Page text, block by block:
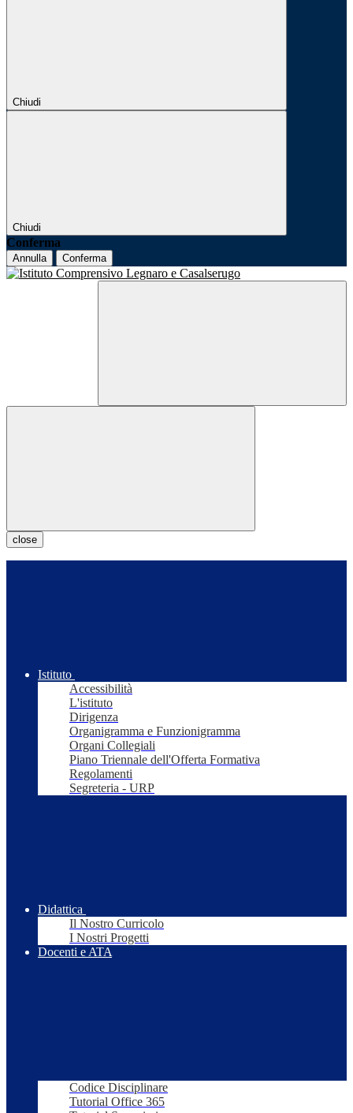
Chiudi
Chiudi
Conferma
Annulla Conferma
close
Istituto
Accessibilità
L'istituto
Dirigenza
Organigramma e Funzionigramma
Organi Collegiali
Piano Triennale dell'Offerta Formativa
Regolamenti
Segreteria - URP
Didattica
Il Nostro Curricolo
I Nostri Progetti
Docenti e ATA
Codice Disciplinare
Tutorial Office 365